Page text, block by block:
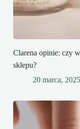
Clarena opinie: czy
sklepu?
20 marca, 2025